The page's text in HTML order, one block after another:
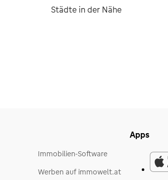
Städte in der Nähe
Immobilien-Software
Werben auf immowelt.at
Apps